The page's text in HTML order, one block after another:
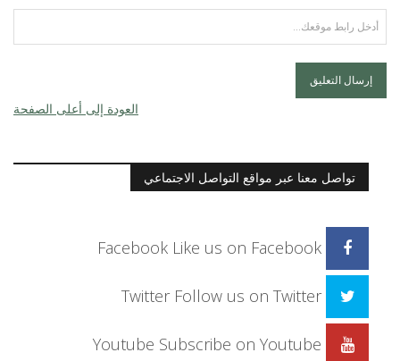
العودة إلى أعلى الصفحة
تواصل معنا عبر مواقع التواصل الاجتماعي
Facebook Like us on Facebook
Twitter Follow us on Twitter
Youtube Subscribe on Youtube